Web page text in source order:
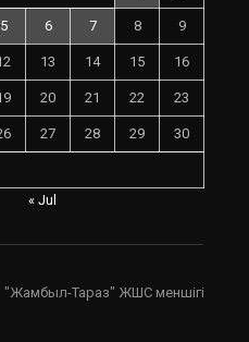
5 6 7 8 9
13 14 15 16
20 21 22 23
27 28 29 30
« Jul
"Жамбыл-Тараз" ЖШС меншігі